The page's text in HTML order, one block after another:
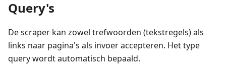
Query's
De scraper kan zowel trefwoorden (tekstregels) als
links naar pagina's als invoer accepteren. Het type
query wordt automatisch bepaald.